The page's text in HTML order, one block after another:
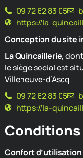
09 72 62 83 05
https://la-
Conception du site
La Quincaillerie,
le siège social est
Villeneuve-d’Ascq
09 72 62 83 05
https://la-
Confort d’utilisation